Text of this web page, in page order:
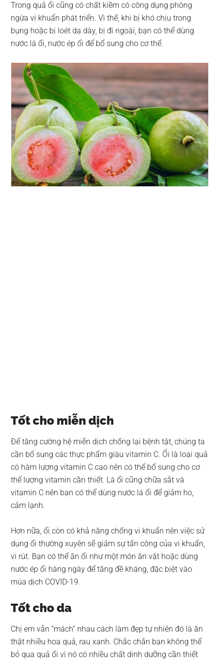
Trong quả ổi cũng có chất kiềm có công dụng phòng
ngừa vi khuẩn phát triển. Vì thế, khi bị khó chịu trong
bụng hoặc bị loét dạ dày, bị đi ngoài, bạn có thể dùng
nước lá ổi, nước ép ổi để bổ sung cho cơ thể.
Tốt cho miễn dịch
Để tăng cường hệ miễn dịch chống lại bệnh tật, chúng ta
cần bổ sung các thực phẩm giàu vitamin C. Ổi là loại quả
có hàm lượng vitamin C cao nên có thể bổ sung cho cơ
thể lượng vitamin cần thiết. Lá ổi cũng chữa sắt và
vitamin C nên bạn có thể dùng nước lá ổi để giảm ho,
cảm lạnh.
Hơn nữa, ổi còn có khả năng chống vi khuẩn nên việc sử
dụng ổi thường xuyên sẽ giảm sự tấn công của vi khuẩn,
vi rút. Bạn có thể ăn ổi như một món ăn vặt hoặc dùng
nước ép ổi hàng ngày để tăng đề kháng, đặc biệt vào
mùa dịch COVID-19.
Tốt cho da
Chị em vẫn “mách” nhau cách làm đẹp tự nhiên đó là ăn
thật nhiều hoa quả, rau xanh. Chắc chắn bạn không thể
bỏ qua quả ổi vì nó có nhiều chất dinh dưỡng cần thiết